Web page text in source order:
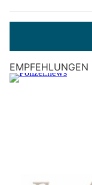
EMPFEHLUNGEN